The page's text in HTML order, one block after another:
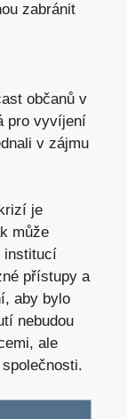
zabránit
občanů v
pro vyvíjení
v zájmu
je
může
institucí
přístupy a
aby bylo
nebudou
ale